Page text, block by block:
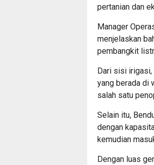
pertanian dan
Manager
menjelaskan
pembangkit
Dari sisi irigasi,
yang berada di
salah satu
Selain itu,
dengan
kemudian
Dengan luas